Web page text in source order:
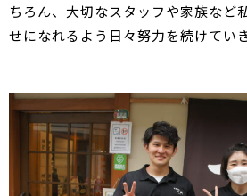
ちろん、大切なスタッフや家族など
せになれるよう日々努力を続けてい